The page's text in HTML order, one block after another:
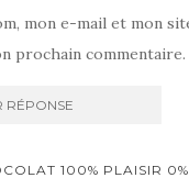
mon e-mail et mon
prochain commentaire.
100% PLAISIR